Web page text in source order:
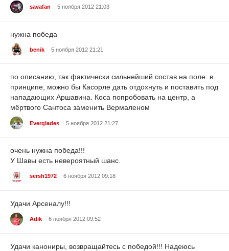
savafan 5 ноября 2012 21:03
нужна победа
benik 5 ноября 2012 21:21
по описанию, так фактически сильнейший состав на поле. в
принципе, можно бы Касорле дать отдохнуть и поставить под
нападающих Аршавина. Коса попробовать на центр, а
мёртвого Сантоса заменить Вермаленом
Everglades 5 ноября 2012 21:27
очень нужна победа!!!
У Шавы есть невероятный шанс.
sersh1972 6 ноября 2012 09:18
Удачи Арсеналу!!!
Adik 6 ноября 2012 09:52
Удачи канониры, возвращайтесь с победой!!! Надеюсь